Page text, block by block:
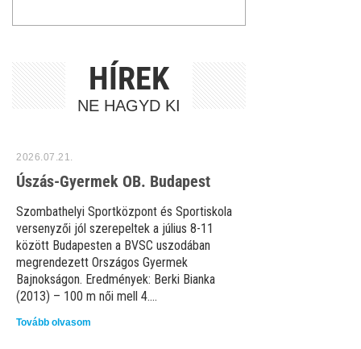
HÍREK
NE HAGYD KI
2026.07.21.
Úszás-Gyermek OB. Budapest
Szombathelyi Sportközpont és Sportiskola
versenyzői jól szerepeltek a július 8-11
között Budapesten a BVSC uszodában
megrendezett Országos Gyermek
Bajnokságon. Eredmények: Berki Bianka
(2013) – 100 m női mell 4....
Tovább olvasom